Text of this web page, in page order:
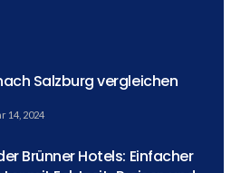
Salzburg vergleichen
14, 2024
Brünner Hotels: Einfacher